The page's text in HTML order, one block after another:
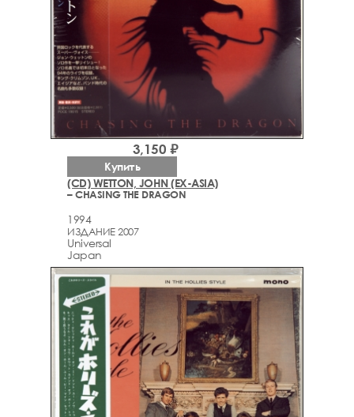
(CD) WETTON, JOHN (EX-ASIA)
– CHASING THE DRAGON
1994
ИЗДАНИЕ 2007
Universal
Japan
3,150 ₽
Купить